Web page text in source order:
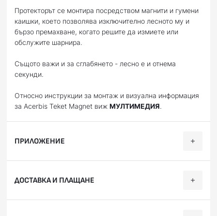
Протекторът се монтира посредством магнити и гумени
каишки, което позволява изключително лесното му и
бързо премахване, когато решите да измиете или
обслужите шарнира.
Същото важи и за сглабянето - лесно е и отнема
секунди.
Относно инструкции за монтаж и визуална информация
за Acerbis Teket Magnet виж МУЛТИМЕДИЯ.
ПРИЛОЖЕНИЕ
Категория Марка
ДОСТАВКА И ПЛАЩАНЕ